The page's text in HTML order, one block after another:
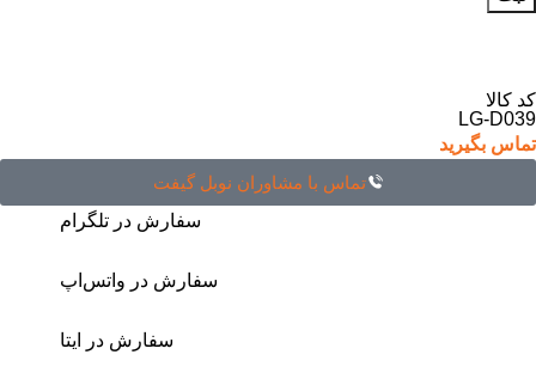
کد کالا
LG-D039
تماس بگیرید
تماس با مشاوران نوبل گیفت
سفارش در تلگرام
سفارش در واتس‌اپ
سفارش در ایتا